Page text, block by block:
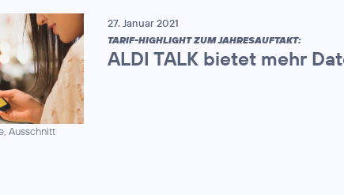
Ausschnitt
27. Januar 2021
TARIF-HIGHLIGHT ZUM JAHRESAUFTAKT:
ALDI TALK bietet mehr